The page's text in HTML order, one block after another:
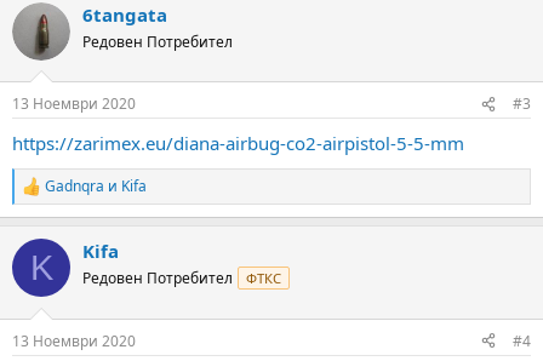
c
i
s
6tangata
Редовен Потребител
13 Ноември 2020 #3
https://zarimex.eu/diana-airbug-co2-airpistol-5-5-mm
R
e
c
i
s
Gadnqra и Kifa
K Kifa
Редовен Потребител ФТКС
13 Ноември 2020 #4